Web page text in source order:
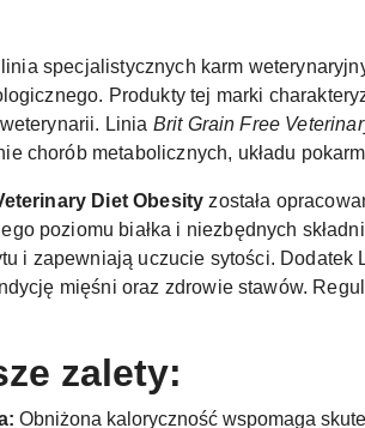
specjalistycznych karm
Produkty tej marki
Linia Brit Grain Free
chorób metabolicznych, układu
Diet Obesity została
poziomu białka i niezbędnych
i zapewniają uczucie sytości. Dodatek
mięśni oraz zdrowie stawów.
zalety:
Obniżona kaloryczność wspomaga